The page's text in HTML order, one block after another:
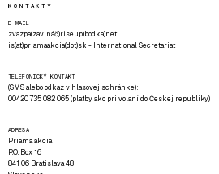
KONTAKTY
E-MAIL
zvazpa(zavináč)riseup(bodka)net
is(at)priamaakcia(dot)sk - International Secretariat
TELEFONICKÝ KONTAKT
(SMS alebo odkaz v hlasovej schránke):
00420 735 082 065 (platby ako pri volaní do Českej republiky)
ADRESA
Priama akcia
P.O. Box 16
841 06 Bratislava 48